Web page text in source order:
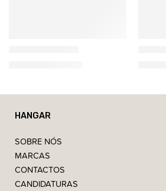
HANGAR
SOBRE NÓS
MARCAS
CONTACTOS
CANDIDATURAS